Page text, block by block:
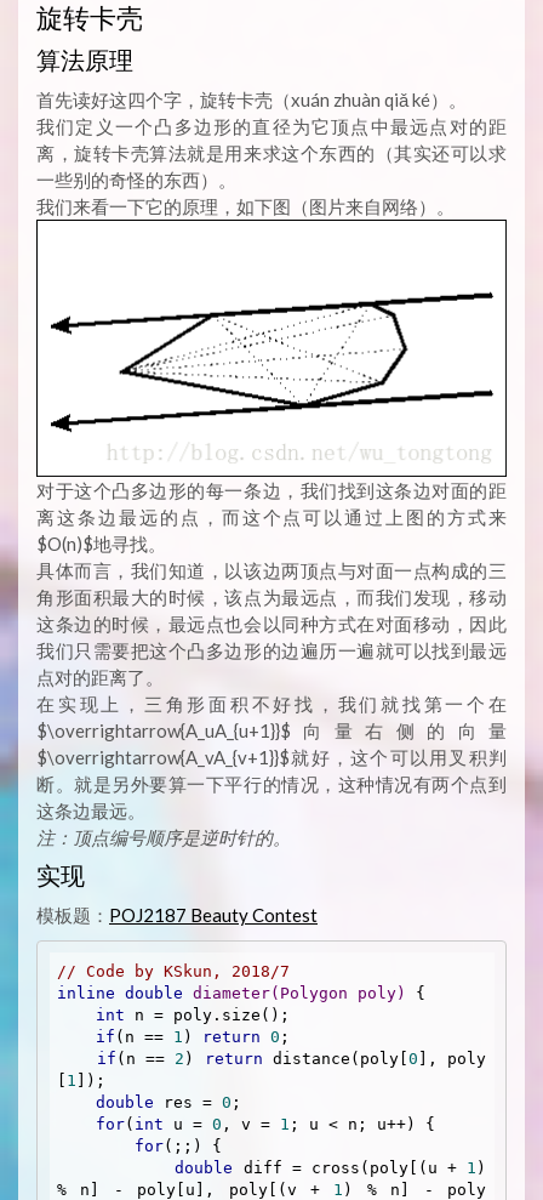
旋转卡壳
算法原理
首先读好这四个字，旋转卡壳（xuán zhuàn qiǎ ké）。
我们定义一个凸多边形的直径为它顶点中最远点对的距
离，旋转卡壳算法就是用来求这个东西的（其实还可以求
一些别的奇怪的东西）。
我们来看一下它的原理，如下图（图片来自网络）。
对于这个凸多边形的每一条边，我们找到这条边对面的距
离这条边最远的点，而这个点可以通过上图的方式来
$O(n)$地寻找。
具体而言，我们知道，以该边两顶点与对面一点构成的三
角形面积最大的时候，该点为最远点，而我们发现，移动
这条边的时候，最远点也会以同种方式在对面移动，因此
我们只需要把这个凸多边形的边遍历一遍就可以找到最远
点对的距离了。
在实现上，三角形面积不好找，我们就找第一个在
$\overrightarrow{A_uA_{u+1}}$向量右侧的向量
$\overrightarrow{A_vA_{v+1}}$就好，这个可以用叉积判
断。就是另外要算一下平行的情况，这种情况有两个点到
这条边最远。
注：顶点编号顺序是逆时针的。
实现
模板题： POJ2187 Beauty Contest
// Code by KSkun, 2018/7
inline double diameter(Polygon poly)
{
int n = poly.size();
if (n == 1 ) return 0 ;
if (n == 2 ) return distance(poly[0 ], poly
[ 1 ]);
double res = 0 ;
for( int u = 0 , v = 1 ; u < n; u++) {
for(;;) {
double diff = cross(poly[(u + 1 )
% n] - poly[u], poly[(v + 1 ) % n] - poly